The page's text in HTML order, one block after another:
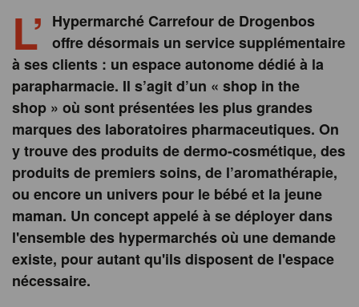
L’ Hypermarché Carrefour de Drogenbos
offre désormais un service supplémentaire
à ses clients : un espace autonome dédié à la
parapharmacie. Il s’agit d’un « shop in the
shop » où sont présentées les plus grandes
marques des laboratoires pharmaceutiques. On
y trouve des produits de dermo-cosmétique, des
produits de premiers soins, de l’aromathérapie,
ou encore un univers pour le bébé et la jeune
maman. Un concept appelé à se déployer dans
l'ensemble des hypermarchés où une demande
existe, pour autant qu'ils disposent de l'espace
nécessaire.